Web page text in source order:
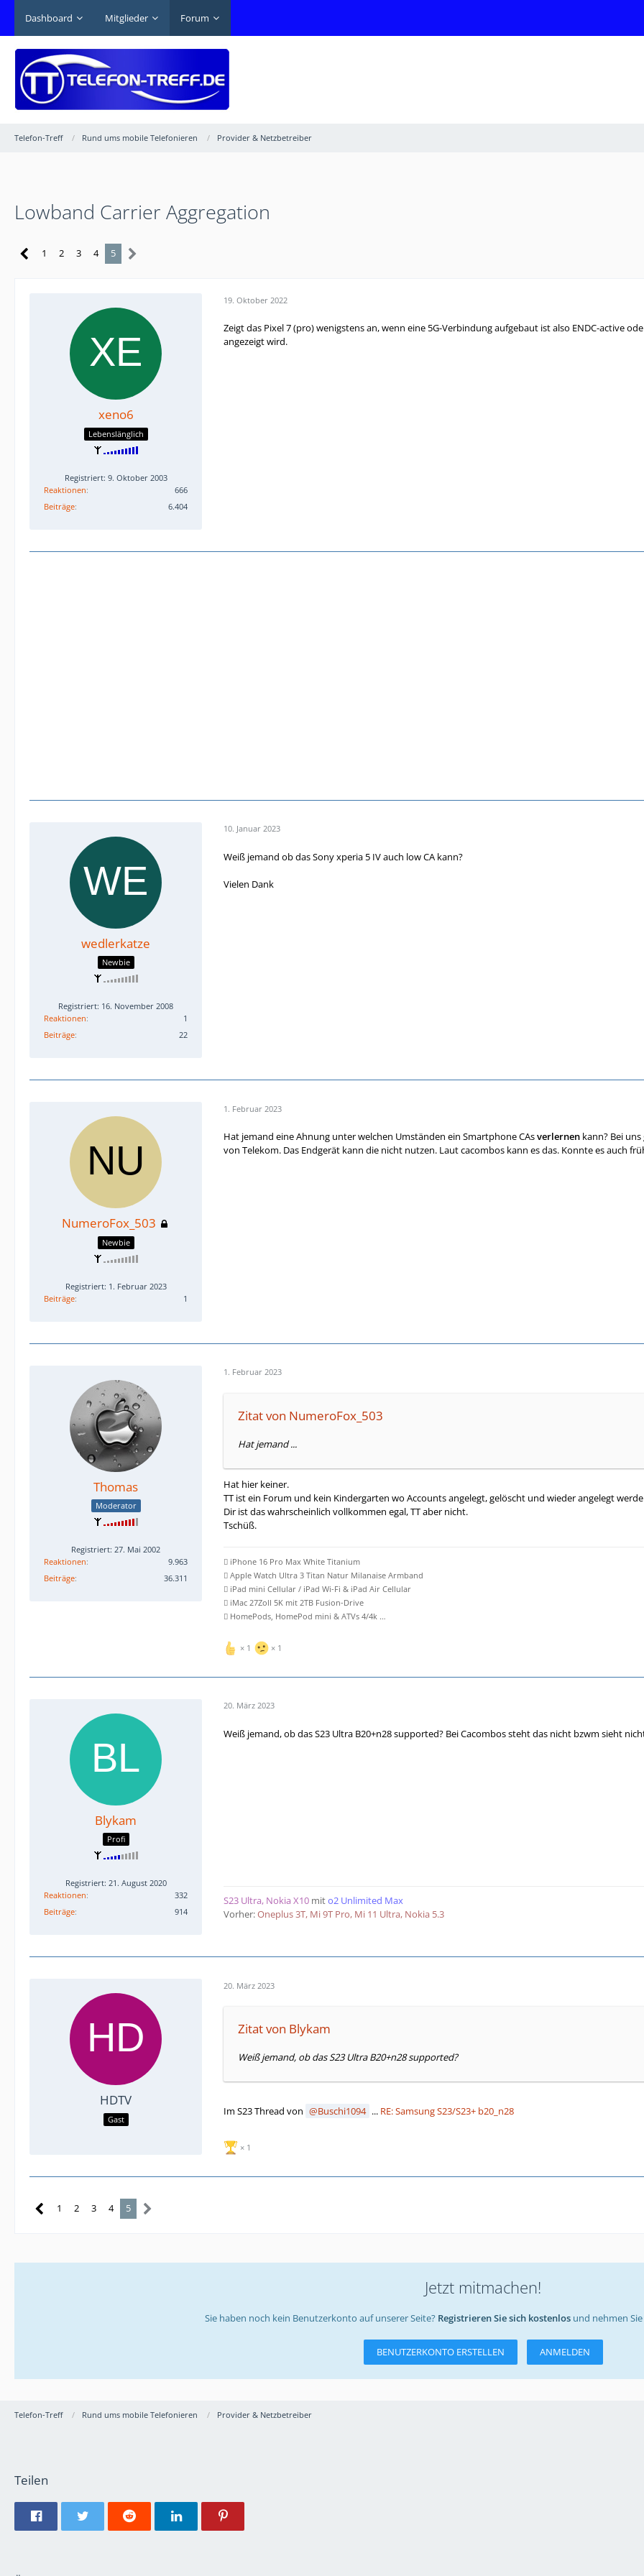
Dashboard Mitglieder Forum
Telefon-Treff Rund ums mobile Telefonieren Provider & Netzbetreiber
Telefon-Treff Rund ums mobile Telefonieren Provider & Netzbetreiber
Lowband Carrier Aggregation
1 2 3 4 5
xeno6
Lebenslänglich
Registriert: 9. Oktober 2003
Reaktionen
666
Beiträge
6.404
19. Oktober 2022
Zeigt das Pixel 7 (pro) wenigstens an, wenn eine 5G-Verbindung aufgebaut ist also ENDC-active
angezeigt wird.
wedlerkatze
Newbie
Registriert: 16. November 2008
Reaktionen
1
Beiträge
22
10. Januar 2023
Weiß jemand ob das Sony xperia 5 IV auch low CA kann?
Vielen Dank
NumeroFox_503
Newbie
Registriert: 1. Februar 2023
Beiträge
1
1. Februar 2023
Hat jemand eine Ahnung unter welchen Umständen ein Smartphone CAsverlernen kann? Bei
von Telekom. Das Endgerät kann die nicht nutzen. Laut cacombos kann es das. Konnte es auch
Thomas
Moderator
Registriert: 27. Mai 2002
Reaktionen
9.963
Beiträge
36.311
1. Februar 2023
Zitat von NumeroFox_503
Hat jemand ...
Hat hier keiner.
TT ist ein Forum und kein Kindergarten wo Accounts angelegt, gelöscht und wieder angelegt
Dir ist das wahrscheinlich vollkommen egal, TT aber nicht.
Tschüß.
 iPhone 16 Pro Max White Titanium
 Apple Watch Ultra 3 Titan Natur Milanaise Armband
 iPad mini Cellular / iPad Wi-Fi & iPad Air Cellular
 iMac 27Zoll 5K mit 2TB Fusion-Drive
 HomePods, HomePod mini & ATVs 4/4k …
1 1
Blykam
Profi
Registriert: 21. August 2020
Reaktionen
332
Beiträge
914
20. März 2023
Weiß jemand, ob das S23 Ultra B20+n28 supported? Bei Cacombos steht das nicht bzwm sieht
S23 Ultra, Nokia X10 mito2 Unlimited Max
Vorher:Oneplus 3T, Mi 9T Pro, Mi 11 Ultra, Nokia 5.3
HDTV
Gast
20. März 2023
Zitat von Blykam
Weiß jemand, ob das S23 Ultra B20+n28 supported?
Im S23 Thread von Buschi1094 ... RE: Samsung S23/S23+ b20_n28
1
1 2 3 4 5
Jetzt mitmachen!
Sie haben noch kein Benutzerkonto auf unserer Seite? Registrieren Sie sich kostenlos und nehmen
BENUTZERKONTO ERSTELLEN ANMELDEN
Teilen